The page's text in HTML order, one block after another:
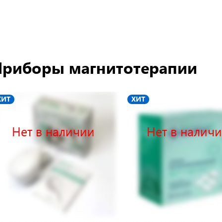
магнитотерапии
Нет в наличии Нет в
ХИТ